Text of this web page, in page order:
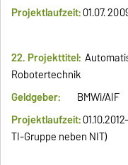
Projektlaufzeit:01.07.
22. Projekttitel:
Robotertechnik
Geldgeber: BMWi/AIF
Projektlaufzeit:
TI-Gruppe neben NIT)